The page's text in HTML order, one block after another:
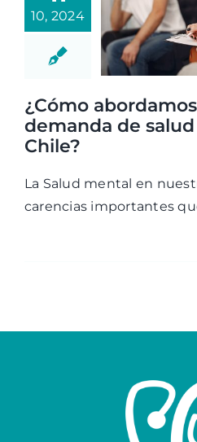
10, 2024
¿Cómo
demanda de
Chile?
La Salud mental en
carencias importantes